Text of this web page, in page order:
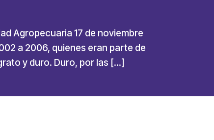
Agropecuaria 17 de noviembre
a 2006, quienes eran parte de
y duro. Duro, por las […]